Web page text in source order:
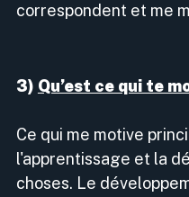
correspondent et me
3) Qu’est ce qui te
Ce qui me motive
l'apprentissage et la
choses. Le